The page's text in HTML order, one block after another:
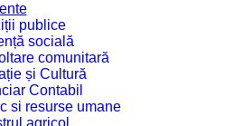
publice
socială
comunitară
și Cultură
Contabil
si resurse umane
agricol